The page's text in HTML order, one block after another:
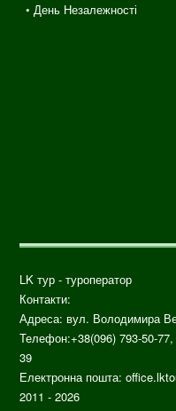
• День Незалежності
LK тур - туроператор
Контакти:
Адреса: вул. Володимира
Телефон:+38(096) 793-50-
39
Електронна пошта:
2011 - 2026